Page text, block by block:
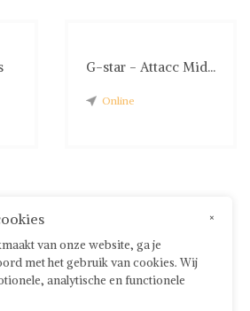
G-star - Attacc Mid...
Online
×
van onze website, ga je
met het gebruik van cookies. Wij
analytische en functionele